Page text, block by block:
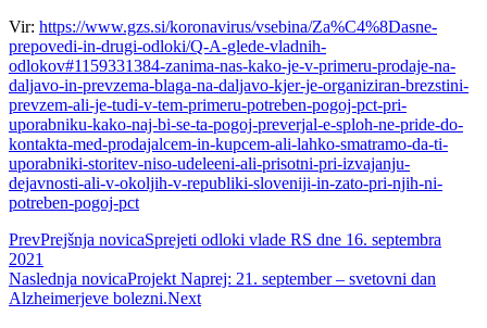
Vir: https://www.gzs.si/koronavirus/vsebina/Za%C4%8Dasne-
prepovedi-in-drugi-odloki/Q-A-glede-vladnih-
odlokov#1159331384-zanima-nas-kako-je-v-primeru-prodaje-na-
daljavo-in-prevzema-blaga-na-daljavo-kjer-je-organiziran-brezstini-
prevzem-ali-je-tudi-v-tem-primeru-potreben-pogoj-pct-pri-
uporabniku-kako-naj-bi-se-ta-pogoj-preverjal-e-sploh-ne-pride-do-
kontakta-med-prodajalcem-in-kupcem-ali-lahko-smatramo-da-ti-
uporabniki-storitev-niso-udeleeni-ali-prisotni-pri-izvajanju-
dejavnosti-ali-v-okoljih-v-republiki-sloveniji-in-zato-pri-njih-ni-
potreben-pogoj-pct
PrevPrejšnja novicaSprejeti odloki vlade RS dne 16. septembra
2021
Naslednja novicaProjekt Naprej: 21. september – svetovni dan
Alzheimerjeve bolezni.Next